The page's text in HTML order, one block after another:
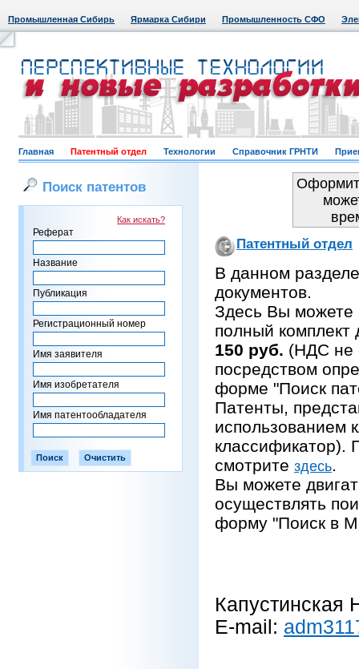
Промышленная Сибирь Ярмарка Сибири Промышленность СФО
Главная Патентный отдел Технологии Справочник ГРНТИ
Поиск патентов
Как искать?
Реферат
Название
Публикация
Регистрационный номер
Имя заявителя
Имя изобретателя
Имя патентообладателя
Патентный отдел
В данном
документов.
Здесь Вы можете
полный комплект
150 руб. (НДС не
посредством
форме "Поиск
Патенты,
использованием
классификатор).
смотрите здесь.
Вы можете
осуществлять
форму "Поиск в
Капустинская
E-mail: